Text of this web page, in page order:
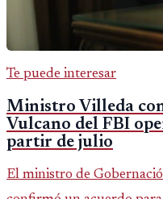
Te puede interesar
Ministro Villeda
Vulcano del FBI
partir de julio
El ministro de